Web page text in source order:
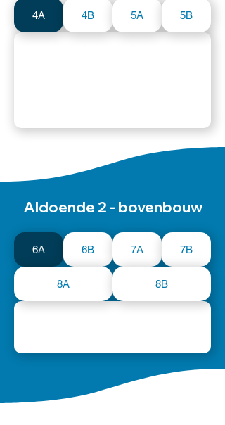
4A 4B 5A 5B
Aldoende 2 - bovenbouw
6A 6B 7A 7B
8A 8B